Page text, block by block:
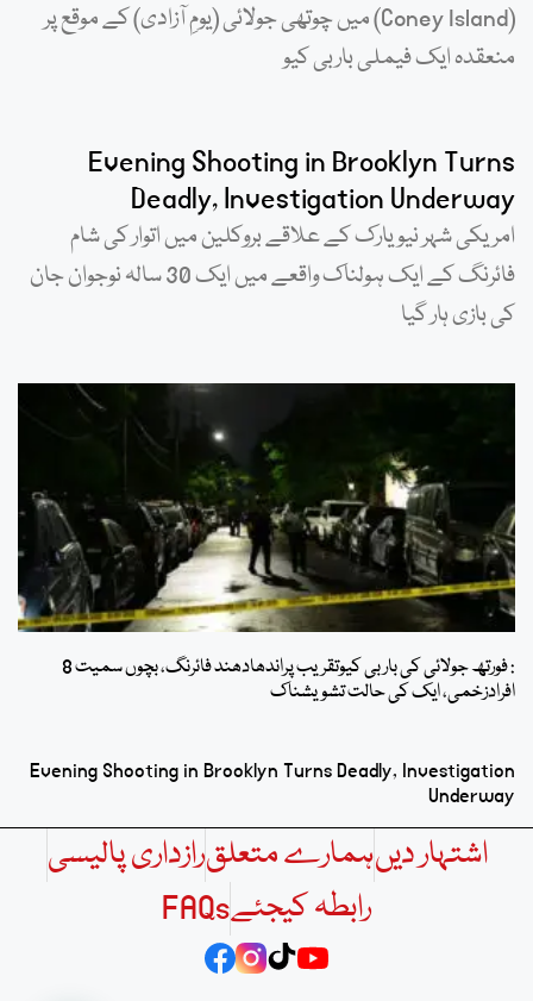
(Coney Island) میں چوتھی جولائی (یومِ آزادی) کے موقع پر
منعقدہ ایک فیملی باربی کیو
Evening Shooting in Brooklyn Turns
Deadly, Investigation Underway
امریکی شہر نیویارک کے علاقے بروکلین میں اتوار کی شام
فائرنگ کے ایک ہولناک واقعے میں ایک 30 سالہ نوجوان جان
کی بازی ہار گیا
: فورتھ جولائی کی باربی کیوتقریب پراندھادھند فائرنگ، بچوں سمیت 8
افرادزخمی، ایک کی حالت تشویشناک
Evening Shooting in Brooklyn Turns Deadly, Investigation
Underway
اشتہار دیںہمارے متعلقرازداری پالیسی
رابطہ کیجئےFAQs